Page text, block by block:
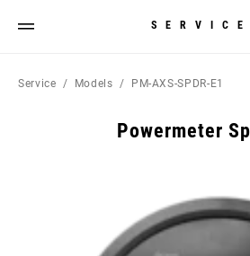
SERVICE
Service Models PM-AXS-SPDR-E1
Powermeter